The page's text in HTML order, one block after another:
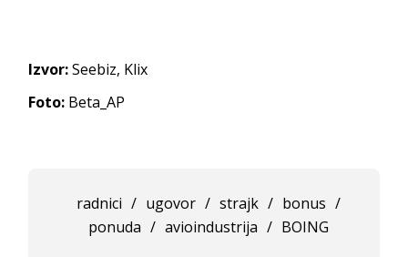
Izvor:Seebiz, Klix
Foto: Beta_AP
radnici / ugovor / strajk / bonus /
ponuda / avioindustrija / BOING